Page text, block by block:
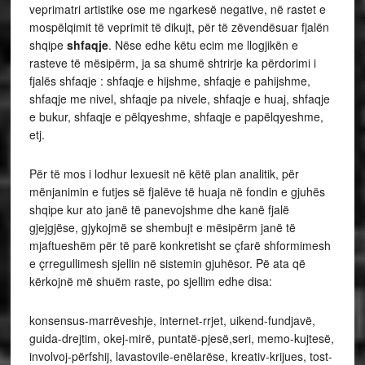
veprimatri artistike ose me ngarkesë negative, në rastet e
mospëlqimit të veprimit të dikujt, për të zëvendësuar fjalën
shqipe shfaqje. Nëse edhe këtu ecim me llogjikën e
rasteve të mësipërm, ja sa shumë shtrirje ka përdorimi i
fjalës shfaqje : shfaqje e hijshme, shfaqje e pahijshme,
shfaqje me nivel, shfaqje pa nivele, shfaqje e huaj, shfaqje
e bukur, shfaqje e pëlqyeshme, shfaqje e papëlqyeshme,
etj.
Për të mos i lodhur lexuesit në këtë plan analitik, për
mënjanimin e futjes së fjalëve të huaja në fondin e gjuhës
shqipe kur ato janë të panevojshme dhe kanë fjalë
gjejgjëse, gjykojmë se shembujt e mësipërm janë të
mjaftueshëm për të parë konkretisht se çfarë shformimesh
e çrregullimesh sjellin në sistemin gjuhësor. Pë ata që
kërkojnë më shuëm raste, po sjellim edhe disa:
konsensus-marrëveshje, internet-rrjet, uikend-fundjavë,
guida-drejtim, okej-mirë, puntatë-pjesë,seri, memo-kujtesë,
involvoj-përfshij, lavastovile-enëlarëse, kreativ-krijues, tost-